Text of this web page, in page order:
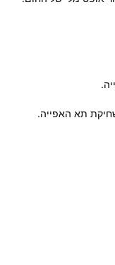
תא האפייה.